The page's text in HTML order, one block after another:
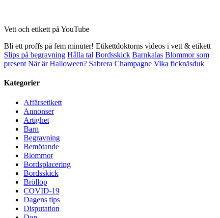
Vett och etikett på YouTube
Bli ett proffs på fem minuter! Etikettdoktorns videos i vett & etikett
Slips på begravning Hålla tal Bordsskick Barnkalas Blommor som
present När är Halloween? Sabrera Champagne Vika ficknäsduk
Kategorier
Affärsetikett
Annonser
Artighet
Barn
Begravning
Bemötande
Blommor
Bordsplacering
Bordsskick
Bröllop
COVID-19
Dagens tips
Disputation